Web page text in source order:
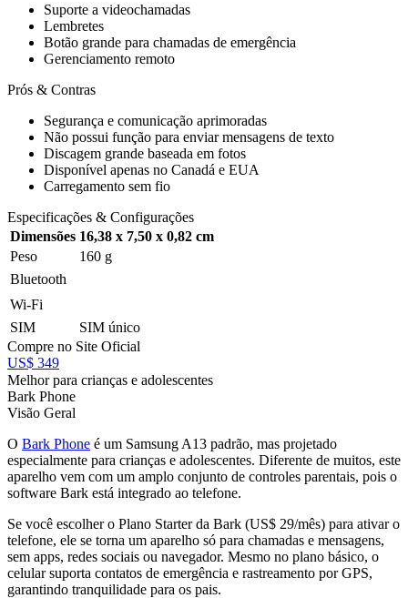
Suporte a videochamadas
Lembretes
Botão grande para chamadas de emergência
Gerenciamento remoto
Prós & Contras
Segurança e comunicação aprimoradas
Não possui função para enviar mensagens de texto
Discagem grande baseada em fotos
Disponível apenas no Canadá e EUA
Carregamento sem fio
Especificações & Configurações
Dimensões 16,38 x 7,50 x 0,82 cm
Peso
160 g
Bluetooth
Wi-Fi
SIM
SIM único
Compre no Site Oficial
US$ 349
Melhor para crianças e adolescentes
Bark Phone
Visão Geral
O Bark Phone é um Samsung A13 padrão, mas projetado
especialmente para crianças e adolescentes. Diferente de muitos, este
aparelho vem com um amplo conjunto de controles parentais, pois o
software Bark está integrado ao telefone.
Se você escolher o Plano Starter da Bark (US$ 29/mês) para ativar o
telefone, ele se torna um aparelho só para chamadas e mensagens,
sem apps, redes sociais ou navegador. Mesmo no plano básico, o
celular suporta contatos de emergência e rastreamento por GPS,
garantindo tranquilidade para os pais.